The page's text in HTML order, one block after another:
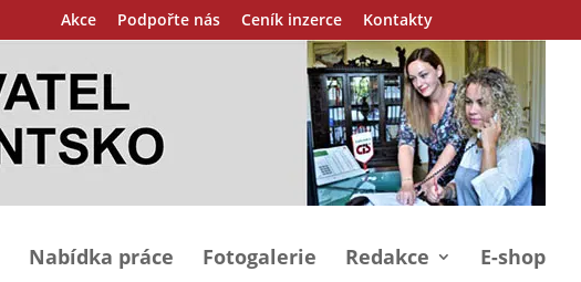
Akce Podpořte nás Ceník inzerce Kontakty
Nabídka práce Fotogalerie Redakce E-shop